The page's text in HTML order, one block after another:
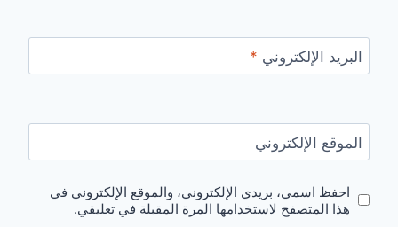
البريد الإلكتروني *
الموقع الإلكتروني
احفظ اسمي، بريدي الإلكتروني، والموقع الإلكتروني في
هذا المتصفح لاستخدامها المرة المقبلة في تعليقي.